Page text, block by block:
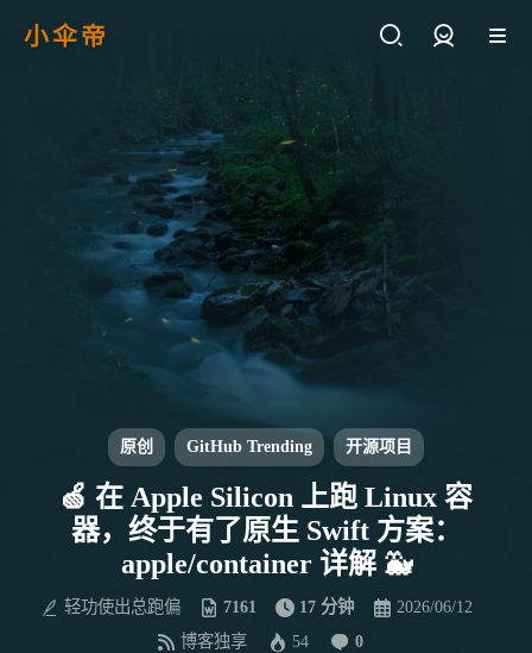
小伞帝
原创 GitHub Trending 开源项目
🍏 在 Apple Silicon 上跑 Linux 容
器，终于有了原生 Swift 方案：
apple/container 详解 🐳
轻功使出总跑偏 7161 17 分钟
2026/06/12
博客独享
54 0